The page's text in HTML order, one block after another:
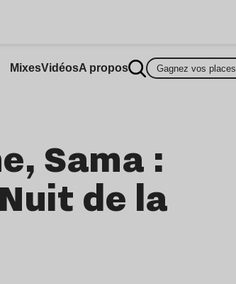
MixesVidéosA propos Gagnez vos places
Sama :
de la